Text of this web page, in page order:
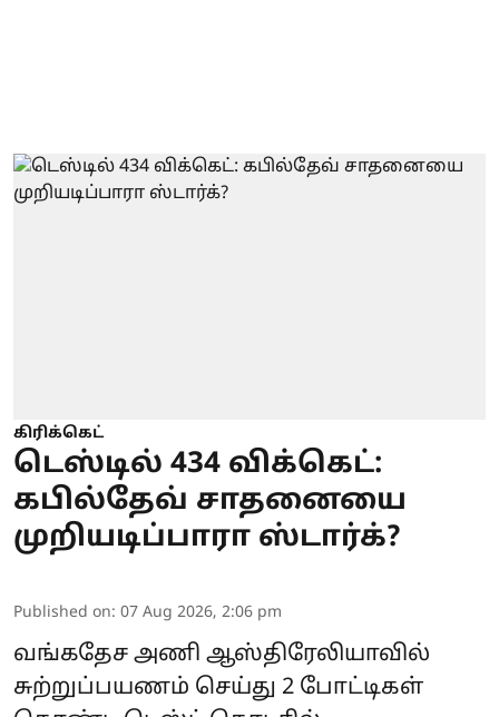
கிரிக்கெட்
டெஸ்டில் 434 விக்கெட்:
கபில்தேவ் சாதனையை
முறியடிப்பாரா ஸ்டார்க்?
Published on: 07 Aug 2026, 2:06 pm
வங்கதேச அணி ஆஸ்திரேலியாவில்
சுற்றுப்பயணம் செய்து 2 போட்டிகள்